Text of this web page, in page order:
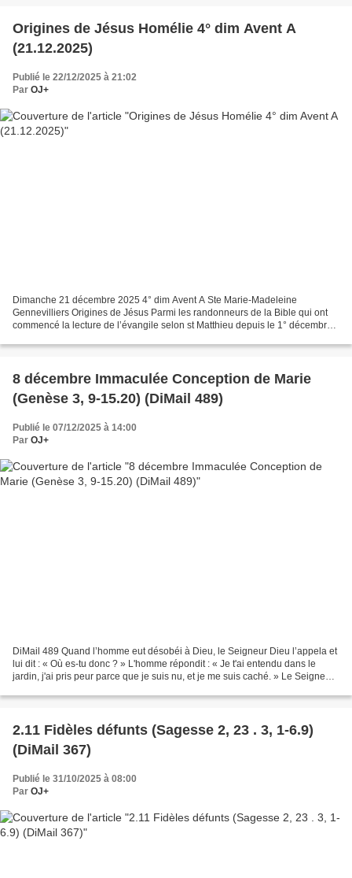
Origines de Jésus Homélie 4° dim Avent A
(21.12.2025)
Publié le 22/12/2025 à 21:02
Par OJ+
Dimanche 21 décembre 2025 4° dim Avent A Ste Marie-Madeleine
Gennevilliers Origines de Jésus Parmi les randonneurs de la Bible qui ont
commencé la lecture de l’évangile selon st Matthieu depuis le 1° décembre,
8 décembre Immaculée Conception de Marie
(Genèse 3, 9-15.20) (DiMail 489)
Publié le 07/12/2025 à 14:00
Par OJ+
DiMail 489 Quand l’homme eut désobéi à Dieu, le Seigneur Dieu l’appela et
lui dit : « Où es-tu donc ? » L'homme répondit : « Je t'ai entendu dans le
jardin, j'ai pris peur parce que je suis nu, et je me suis caché. » Le Seigneur
2.11 Fidèles défunts (Sagesse 2, 23 . 3, 1-6.9)
(DiMail 367)
Publié le 31/10/2025 à 08:00
Par OJ+